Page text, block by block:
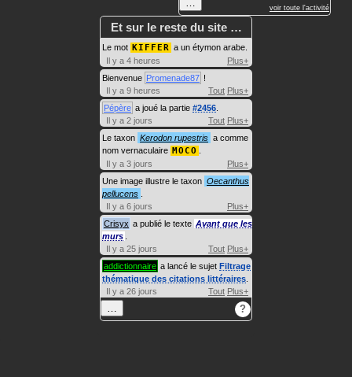
voir toute l'activité
Et sur le reste du site …
Le mot KIFFER a un étymon arabe.
Il y a 4 heures
Plus+
Bienvenue Promenade87 !
Il y a 9 heures
Tout Plus+
Pépère a joué la partie #2456
Il y a 2 jours
Tout Plus+
Le taxon Kerodon rupestris a comme
nom vernaculaire MOCO
Il y a 3 jours
Plus+
Une image illustre le taxon Oecanthus
pellucens
Il y a 6 jours
Plus+
Crisyx a publié le texte Avant que les
murs
Il y a 25 jours
Tout Plus+
addictionnaire a lancé le sujet Filtrage
thématique des citations littéraires
Il y a 26 jours
Tout Plus+
?